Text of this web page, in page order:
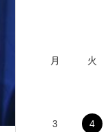
月 火
3 4